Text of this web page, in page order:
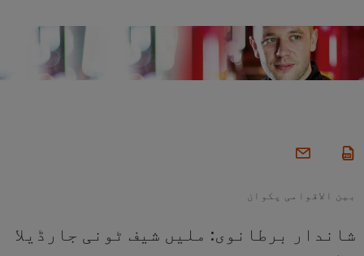
بین الاقوامی پکوان
شاندار برطانوی: ملیں شیف ٹونی جارڈیلا